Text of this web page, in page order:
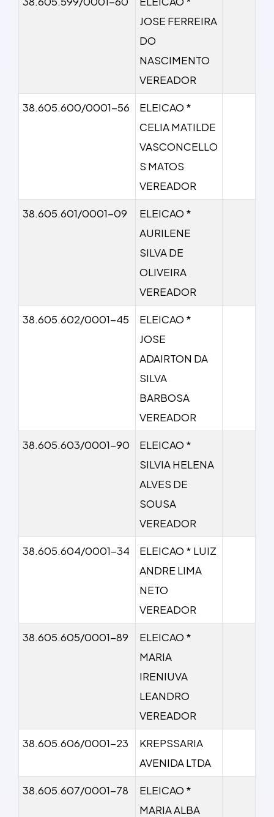
JOSE FERREIRA
DO
NASCIMENTO
VEREADOR
38.605.600/0001-56
ELEICAO *
CELIA MATILDE
VASCONCELLO
S MATOS
VEREADOR
38.605.601/0001-09
ELEICAO *
AURILENE
SILVA DE
OLIVEIRA
VEREADOR
38.605.602/0001-45
ELEICAO *
JOSE
ADAIRTON DA
SILVA
BARBOSA
VEREADOR
38.605.603/0001-90
ELEICAO *
SILVIA HELENA
ALVES DE
SOUSA
VEREADOR
38.605.604/0001-34
ELEICAO * LUIZ
ANDRE LIMA
NETO
VEREADOR
38.605.605/0001-89
ELEICAO *
MARIA
IRENIUVA
LEANDRO
VEREADOR
38.605.606/0001-23
KREPSSARIA
AVENIDA LTDA
38.605.607/0001-78
ELEICAO *
MARIA ALBA